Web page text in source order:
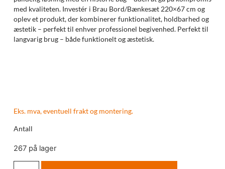
med kvaliteten. Investér i Brau Bord/Bænkesæt 220×67 cm og
oplev et produkt, der kombinerer funktionalitet, holdbarhed og
æstetik – perfekt til enhver professionel begivenhed. Perfekt til
langvarig brug – både funktionelt og æstetisk.
Eks. mva, eventuell frakt og montering.
Antall
267 på lager